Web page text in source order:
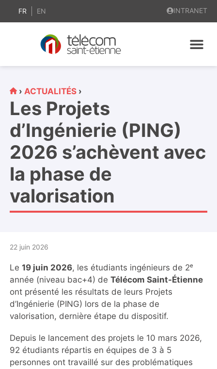
principal
FR EN INTRANET
›ACTUALITÉS ›
Les Projets
d’Ingénierie (PING)
2026 s’achèvent avec
la phase de
valorisation
22 juin 2026
Le 19 juin 2026, les étudiants ingénieurs de 2ᵉ
année (niveau bac+4) de Télécom Saint-Étienne
ont présenté les résultats de leurs Projets
d’Ingénierie (PING) lors de la phase de
valorisation, dernière étape du dispositif.
Depuis le lancement des projets le 10 mars 2026,
92 étudiants répartis en équipes de 3 à 5
personnes ont travaillé sur des problématiques